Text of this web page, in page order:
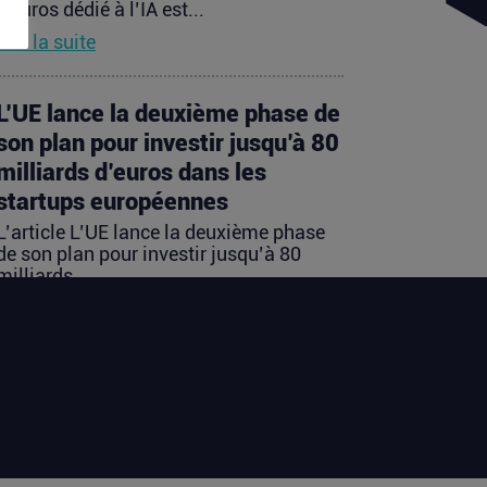
d’euros dédié à l’IA est...
Lire la suite
lance la deuxième phase de
plan pour investir jusqu’à 80
d’euros dans les
européennes
L’UE lance la deuxième phase
son plan pour investir jusqu’à 80